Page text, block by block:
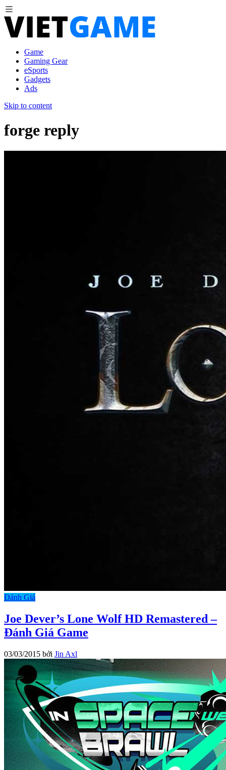
Game
Gaming Gear
eSports
Gadgets
Ads
Skip to content
forge reply
Đánh Giá
Joe Dever’s Lone Wolf HD Remastered –
Đánh Giá Game
03/03/2015 bởi Jin Axl